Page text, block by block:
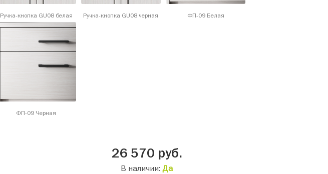
Ручка-кнопка GU08 белая Ручка-кнопка GU08 черная ФП-09 Белая
ФП-09 Черная
26 570 руб.
В наличии: Да